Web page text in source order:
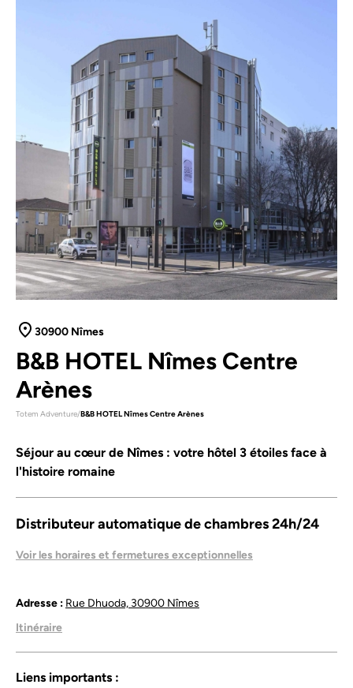
30900 Nîmes
B&B HOTEL Nîmes Centre
Arènes
Totem Adventure/B&B HOTEL Nîmes Centre Arènes
Séjour au cœur de Nîmes : votre hôtel 3 étoiles face à
l'histoire romaine
Distributeur automatique de chambres 24h/24
Voir les horaires et fermetures exceptionnelles
Adresse : Rue Dhuoda, 30900 Nîmes
Itinéraire
Liens importants :